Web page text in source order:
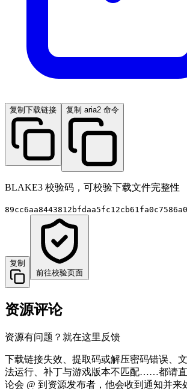
复制下载链接 复制 aria2 命令
BLAKE3 校验码，可校验下载文件完整性
复制
前往校验页面
资源评论
资源有问题？就在这里反馈
下载链接失效、提取码或解压密码错误、
法运行、补丁与游戏版本不匹配……都请
论会 @ 到资源发布者，他会收到通知并来